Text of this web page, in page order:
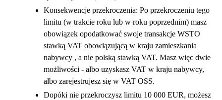
Konsekwencje przekroczenia: Po przekroczeniu tego
limitu (w trakcie roku lub w roku poprzednim) masz
obowiązek opodatkować swoje transakcje WSTO
stawką VAT obowiązującą w kraju zamieszkania
nabywcy , a nie polską stawką VAT. Masz więc dwie
możliwości - albo uzyskasz VAT w kraju nabywcy,
albo zarejestrujesz się w VAT OSS.
Dopóki nie przekroczysz limitu 10 000 EUR, możesz